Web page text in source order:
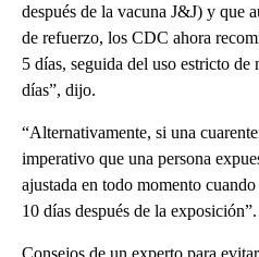
después de la vacuna J&J) y que
de refuerzo, los CDC ahora
5 días, seguida del uso estricto de
días”, dijo.
“Alternativamente, si una
imperativo que una persona
ajustada en todo momento
10 días después de la exposición”.
Consejos de un experto para